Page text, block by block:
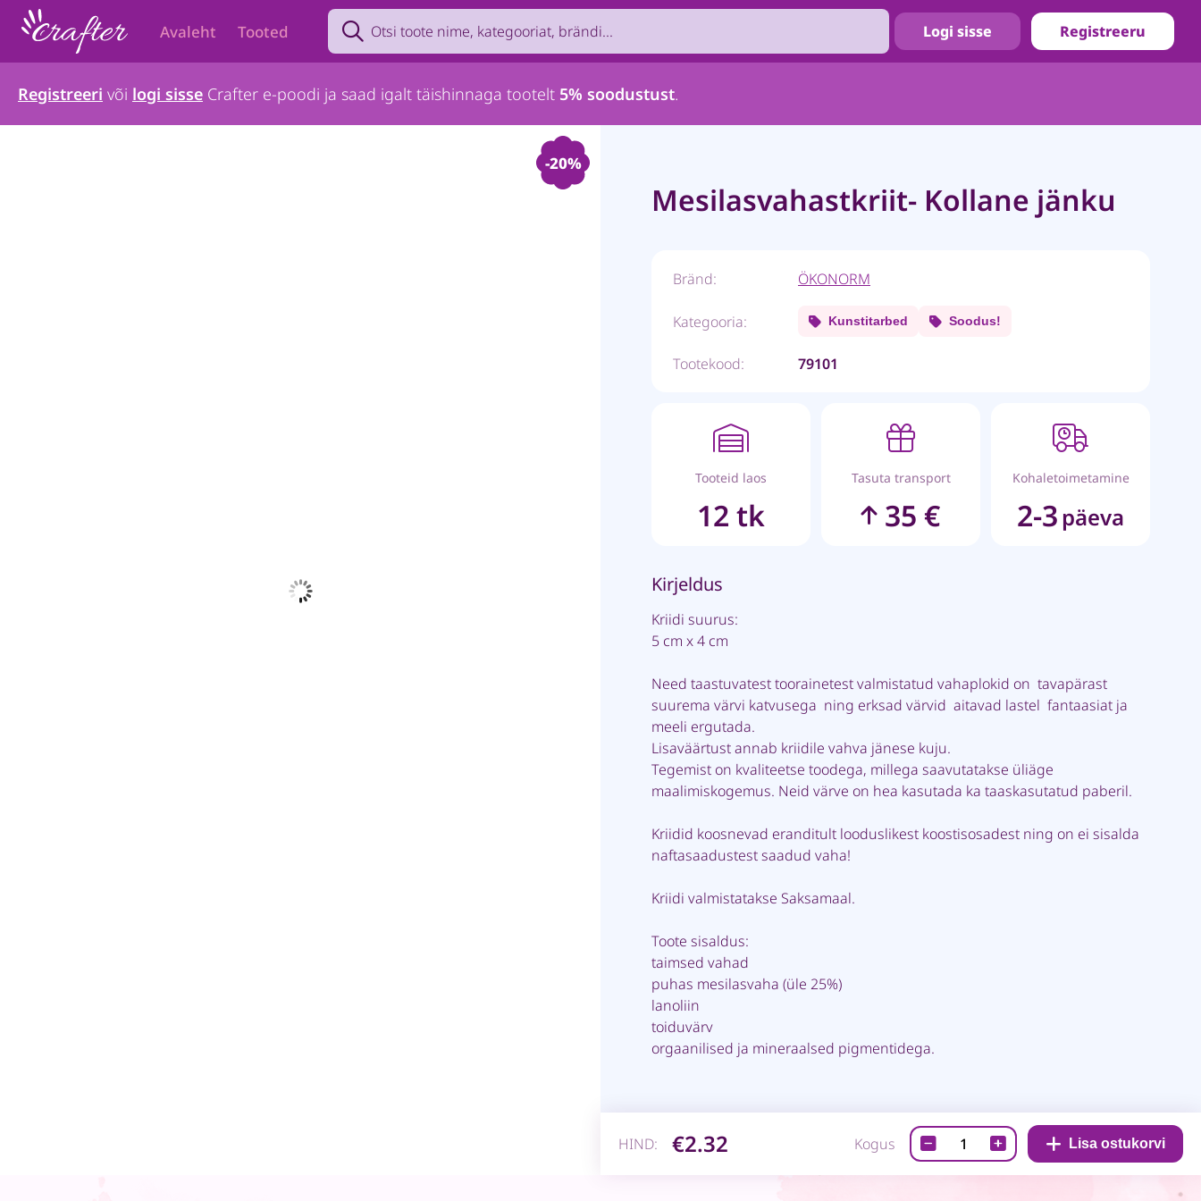
Avaleht Tooted
Search product by name, brand, category...
Logi sisse Registreeru
Registreeri või logi sisse Crafter e-poodi ja saad igalt täishinnaga tootelt 5% soodustust.
-20%
Mesilasvahastkriit- Kollane jänku
Bränd: ÖKONORM
Kategooria: Kunstitarbed Soodus!
Tootekood: 79101
Tooteid laos
12 tk
Tasuta transport
35 €
Kohaletoimetamine
2-3 päeva
Kirjeldus
Kriidi suurus:
5 cm x 4 cm
Need taastuvatest toorainetest valmistatud vahaplokid on tavapärast
suurema värvi katvusega ning erksad värvid aitavad lastel fantaasiat ja
meeli ergutada.
Lisaväärtust annab kriidile vahva jänese kuju.
Tegemist on kvaliteetse toodega, millega saavutatakse üliäge
maalimiskogemus. Neid värve on hea kasutada ka taaskasutatud paberil.
Kriidid koosnevad eranditult looduslikest koostisosadest ning on ei sisalda
naftasaadustest saadud vaha!
Kriidi valmistatakse Saksamaal.
Toote sisaldus:
taimsed vahad
puhas mesilasvaha (üle 25%)
lanoliin
toiduvärv
orgaanilised ja mineraalsed pigmentidega.
HIND: €2.32 Kogus
Mesilasvahastkriit-
Kollane
Lisa ostukorvi